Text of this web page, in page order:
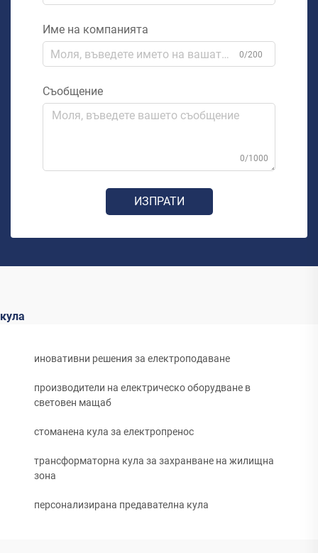
Име на компанията
0/200
Съобщение
0/1000
ИЗПРАТИ
кула
иновативни решения за електроподаване
производители на електрическо оборудване в
световен мащаб
стоманена кула за електропренос
трансформаторна кула за захранване на жилищна
зона
персонализирана предавателна кула